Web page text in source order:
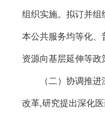
组织实施。拟订并组
本公共服务均等化
资源向基层延伸等政
（二）协调推
改革,研究提出深化